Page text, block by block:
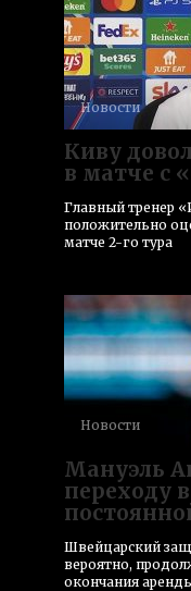
Новости
Киву
в матче с
Главный тренер
положительно
матче 2-го тура
Новости
Мануэль
переходу
Швейцарский
вероятно,
окончания